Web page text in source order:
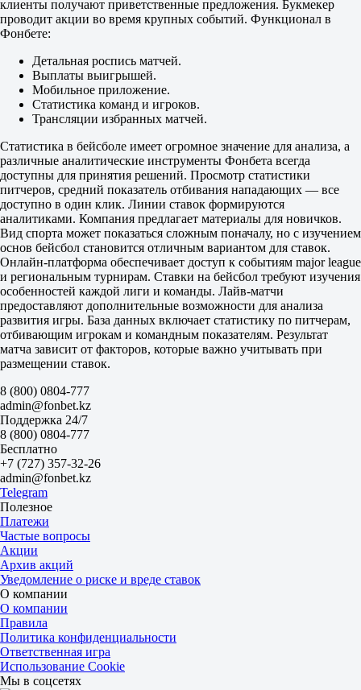
8.5
1.80
1.97
1.78
1.92
Б
М
4
1.83
1.87
Фора
1
2
15 матчей
Хозяева — Гости
Фора
1
2
-5.5
1.85
+5.5
Тотал
Б
М
135.5
1.75
1.95
ИТ 1
Б
М
70.5
1.80
1.90
ИТ 2
Б
М
65.5
1.90
1.80
США. MLB. Специальные ставки. Матчи 9 августа
до 09.08 20:35
Да
клиенты получают приветственные предложения. Букмекер
проводит акции во время крупных событий. Функционал в
Фонбете:
Детальная роспись матчей.
Выплаты выигрышей.
Мобильное приложение.
Статистика команд и игроков.
Трансляции избранных матчей.
Статистика в бейсболе имеет огромное значение для анализа, а
различные аналитические инструменты Фонбета всегда
доступны для принятия решений. Просмотр статистики
питчеров, средний показатель отбивания нападающих — все
доступно в один клик. Линии ставок формируются
аналитиками. Компания предлагает материалы для новичков.
Вид спорта может показаться сложным поначалу, но с изучением
основ бейсбол становится отличным вариантом для ставок.
Онлайн-платформа обеспечивает доступ к событиям major league
и региональным турнирам. Ставки на бейсбол требуют изучения
особенностей каждой лиги и команды. Лайв-матчи
предоставляют дополнительные возможности для анализа
развития игры. База данных включает статистику по питчерам,
отбивающим игрокам и командным показателям. Результат
матча зависит от факторов, которые важно учитывать при
размещении ставок.
8 (800) 0804-777
admin@fonbet.kz
Поддержка 24/7
8 (800) 0804-777
Бесплатно
+7 (727) 357-32-26
admin@fonbet.kz
Telegram
Полезное
Платежи
Частые вопросы
Акции
Архив акций
Уведомление о риске и вреде ставок
О компании
О компании
Правила
Политика конфиденциальности
Ответственная игра
Использование Cookie
Мы в соцсетях